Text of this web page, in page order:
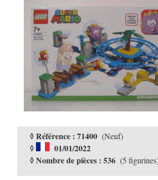
◊ Référence : 71400 (Neuf)
◊
01/01/2022
◊ Nombre de pièces : 536 (5